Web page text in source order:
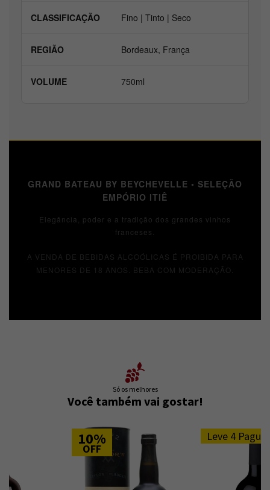
CLASSIFICAÇÃO Fino | Tinto | Seco
REGIÃO Bordeaux, França
VOLUME 750ml
GRAND BATEAU BY BEYCHEVELLE • SELEÇÃO
EMPÓRIO ITIÊ
Elegância, poder e a tradição dos grandes vinhos
franceses.
A VENDA DE BEBIDAS ALCOÓLICAS É PROIBIDA PARA
MENORES DE 18 ANOS. BEBA COM MODERAÇÃO.
Só os melhores
Você também vai gostar!
Leve 4 Pague 3